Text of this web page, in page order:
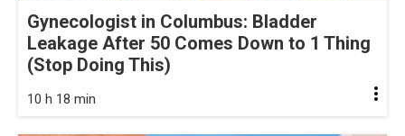
Gynecologist in Columbus: Bladder
Leakage After 50 Comes Down to 1 Thing
(Stop Doing This)
10 h 18 min